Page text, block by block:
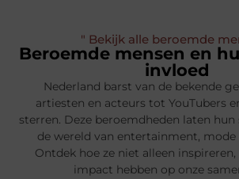
" Bekijk alle beroemde
Beroemde mensen en
invloed
Nederland barst van de bekende
artiesten en acteurs tot YouTubers
sterren. Deze beroemdheden laten
de wereld van entertainment, mode
Ontdek hoe ze niet alleen
impact hebben op onze